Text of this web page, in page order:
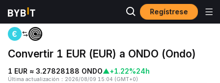
Regístrese
Inicio EUR to ONDO
Convertir 1 EUR (EUR) a ONDO (Ondo)
1 EUR ≈ 3.27828188 ONDO▲+1.22%24h
Última actualización ： 2026/08/09 15:04 (GMT+0)